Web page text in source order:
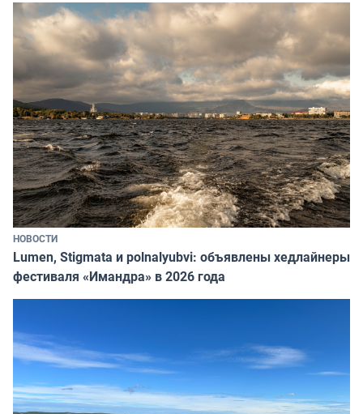
НОВОСТИ
Lumen, Stigmata и polnalyubvi: объявлены хедлайнеры
фестиваля «Имандра» в 2026 года